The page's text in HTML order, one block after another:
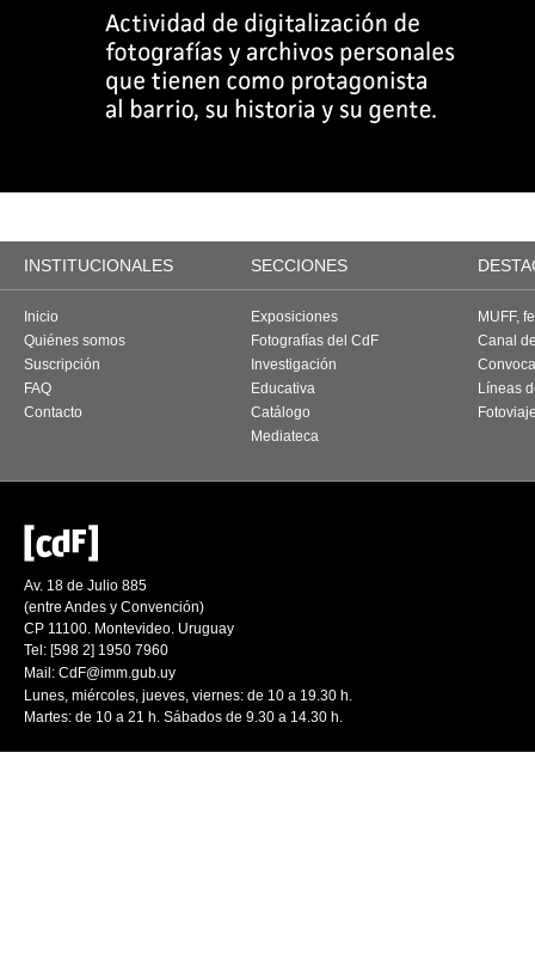
INSTITUCIONALES SECCIONES
Inicio
Quiénes somos
Suscripción
FAQ
Contacto
Exposiciones
Fotografías del CdF
Investigación
Educativa
Catálogo
Mediateca
MUFF,
Canal
Líneas
Av. 18 de Julio 885
(entre Andes y Convención)
CP 11100. Montevideo. Uruguay
Tel: [598 2] 1950 7960
Mail: CdF@imm.gub.uy
Lunes, miércoles, jueves, viernes: de 10 a 19.30 h.
Martes: de 10 a 21 h. Sábados de 9.30 a 14.30 h.